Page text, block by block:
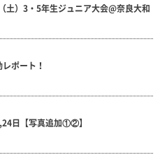
土）3・5年生ジュニア大会@奈良大和
ポート！
日【写真追加①②】